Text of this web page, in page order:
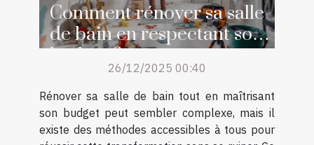
Comment rénover sa salle
de bain en respectant son
budget ?
26/12/2025 00:40
Rénover sa salle de bain tout en maîtrisant
son budget peut sembler complexe, mais il
existe des méthodes accessibles à tous pour